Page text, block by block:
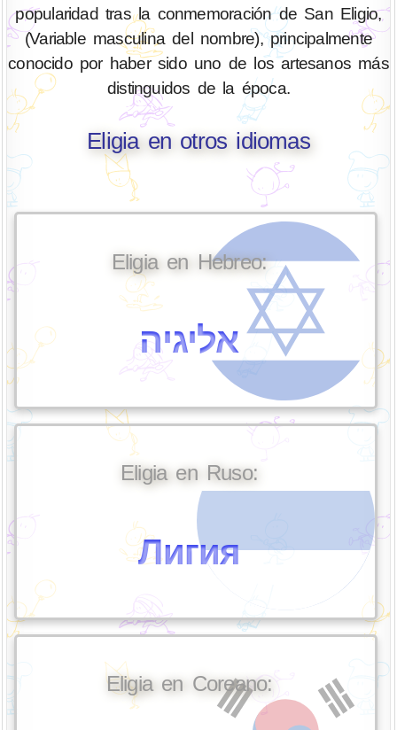
popularidad tras la conmemoración de San Eligio,
(Variable masculina del nombre), principalmente
conocido por haber sido uno de los artesanos más
distinguidos de la época.
Eligia en otros idiomas
Eligia en Hebreo:
אליגיה
Eligia en Ruso:
Лигия
Eligia en Coreano: